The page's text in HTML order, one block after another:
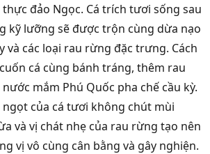
đảo Ngọc. Cá trích tươi sống sau
kỹ lưỡng sẽ được trộn cùng dừa nạo
và các loại rau rừng đặc trưng. Cách
cá cùng bánh tráng, thêm rau
mắm Phú Quốc pha chế cầu kỳ.
của cá tươi không chút mùi
và vị chát nhẹ của rau rừng tạo nên
vị vô cùng cân bằng và gây nghiện.